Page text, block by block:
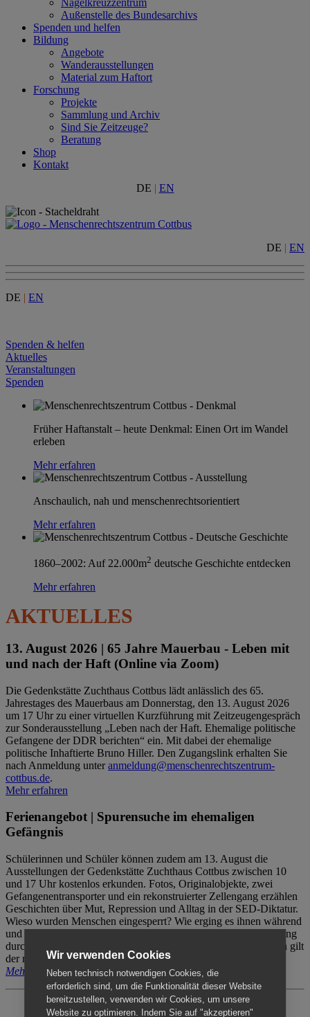
Nagelkreuzzentrum
Außenstelle des Bundesarchivs
Spenden und helfen
Bildung
Angebote
Wanderausstellungen
Material zum Haftort
Forschung
Projekte
Sammlung und Archiv
Sind Sie Zeitzeuge?
Beratung
Shop
Kontakt
DE | EN
DE | EN
DE | EN
Spenden & helfen
Aktuelles
Veranstaltungen
Spenden
Früher Haftanstalt – heute Denkmal: Einen Ort im Wandel
erleben
Mehr erfahren
Anschaulich, nah und menschenrechtsorientiert
Mehr erfahren
1860–2002: Auf 22.000m2 deutsche Geschichte entdecken
Mehr erfahren
AKTUELLES
13. August 2026 | 65 Jahre Mauerbau - Leben mit
und nach der Haft (Online via Zoom)
Die Gedenkstätte Zuchthaus Cottbus lädt anlässlich des 65.
Jahrestages des Mauerbaus am Donnerstag, den 13. August 2026
um 17 Uhr zu einer virtuellen Kurzführung mit Zeitzeugengespräch
zur Sonderausstellung „Leben nach der Haft. Ehemalige politische
Gefangene der DDR berichten“ ein. Mit dabei der ehemalige
politische Inhaftierte Bruno Hiller. Den Zugangslink erhalten Sie
nach Anmeldung unteranmeldung@menschenrechtszentrum-
cottbus.de.
Mehr erfahren
Ferienangebot | Spurensuche im ehemaligen
Gefängnis
Schülerinnen und Schüler können zudem am 13. August die
Ausstellungen der Gedenkstätte Zuchthaus Cottbus zwischen 10
und 17 Uhr kostenlos erkunden. Fotos, Originalobjekte, zwei
Gefangenentransporter und ein rekonstruierter Zellengang erzählen
Geschichten über Mut, Repression und Alltag in der SED-Diktatur.
Wieso wurden Menschen eingesperrt? Wie erging es ihnen während
und nach der Haft? Der Besuch erfolgt individuell ohne Betreuung
durch das Menschenrechtszentrum Cottbus. Für Begleitpersonen gilt
der reguläre Eintritt (8€ / ermäßigt 5€).
Mehr erfahren
Wir verwenden Cookies
Neben technisch notwendigen Cookies, die
erforderlich sind, um die Funktionalität dieser Website
bereitzustellen, verwenden wir Cookies, um unsere
Website zu optimieren. Indem Sie auf "akzeptieren"